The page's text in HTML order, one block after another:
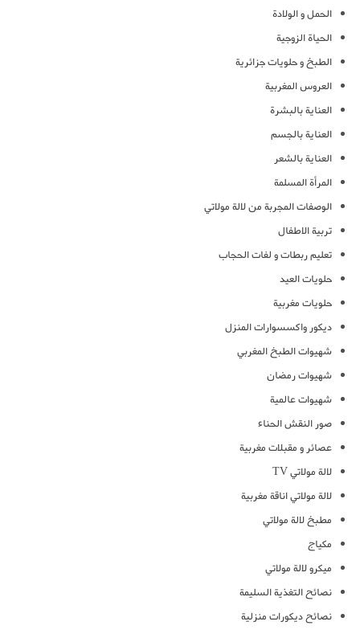
الحمل و الولادة
الحياة الزوجية
الطبخ و حلويات جزائرية
العروس المغربية
العناية بالبشرة
العناية بالجسم
العناية بالشعر
المرأة المسلمة
الوصفات المجربة من لالة مولاتي
تربية الاطفال
تعليم ربطات و لفات الحجاب
حلويات العيد
حلويات مغربية
ديكور واكسسوارات المنزل
شهيوات الطبخ المغربي
شهيوات رمضان
شهيوات عالمية
صور النقش الحناء
عصائر و مقبلات مغربية
لالة مولاتي TV
لالة مولاتي اناقة مغربية
مطبخ لالة مولاتي
مكياج
ميكرو لالة مولاتي
نصائح التغذية السليمة
نصائح ديكورات منزلية